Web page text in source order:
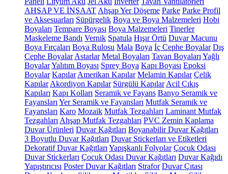
AHŞAP VE İNŞAAT Ahşap Yer Döşeme Parke Parke Profil
ve Aksesuarları Süpürgelik Boya ve Boya Malzemeleri Hobi
Boyaları Tempare Boyası Boya Malzemeleri Tinerler
Maskeleme Bandı Vernik Spatula Hışır Örtü Duvar Macunu
Boya Fırçaları Boya Rulosu Mala Boya İç Cephe Boyalar Dış
Cephe Boyalar Astarlar Metal Boyaları Tavan Boyaları Yağlı
BoyalarYalıtım Boyası Sprey Boya Kapı Boyası Epoksi
Boyalar Kapılar Amerikan Kapılar Melamin Kapılar Çelik
Kapılar Akordiyon Kapılar Sürgülü Kapılar Acil Çıkış
Kapıları Kapı Kolları Seramik ve Fayans Banyo Seramik ve
Fayansları Yer Seramik ve Fayansları Mutfak Seramik ve
Fayansları Karo Mozaik Mutfak Tezgahları Laminant Mutfak
Tezgahları Ahşap Mutfak Tezgahları PVC Zemin Kaplama
Duvar Ürünleri Duvar Kağıtları Boyanabilir Duvar Kağıtları
3 Boyutlu Duvar Kağıtları Duvar Stickerları ve Etiketleri
Dekoratif Duvar Kağıtları Yapışkanlı Folyolar Çocuk Odası
Duvar Stickerları Çocuk Odası Duvar Kağıtları Duvar Kağıdı
Yapıştırıcısı Poster Duvar Kağıtları Strafor Duvar Çıtası